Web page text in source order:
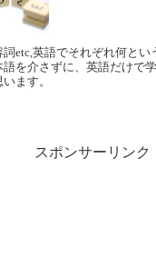
etc,英語でそれぞれ何とい
語を介さずに、英語だけで
ます。
スポンサーリンク